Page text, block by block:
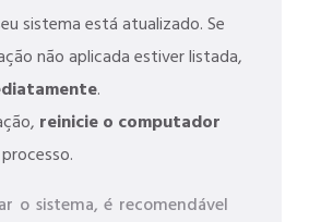
sistema está atualizado. Se
não aplicada estiver listada,
.
reinicie o computador
o sistema, é recomendável